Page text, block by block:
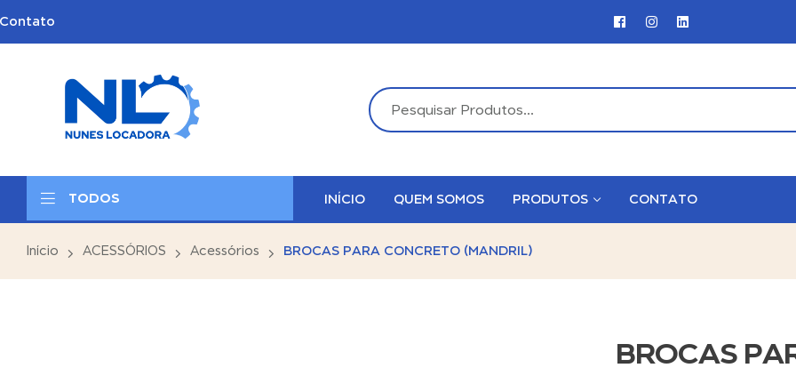
TODOS INÍCIO QUEM SOMOS PRODUTOS CONTATO
Início ACESSÓRIOS Acessórios BROCAS PARA CONCRETO (MANDRIL)
BROCAS